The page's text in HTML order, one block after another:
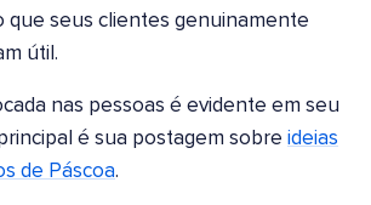
que seus clientes genuinamente
útil.
nas pessoas é evidente em seu
é sua postagem sobre ideias
de Páscoa.